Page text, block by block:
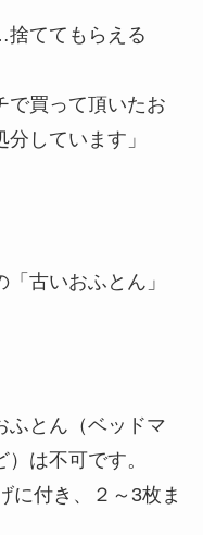
ててもらえる
で買って頂いたお
しています」
古いおふとん」
とん（ベッドマ
は不可です。
に付き、２～3枚ま